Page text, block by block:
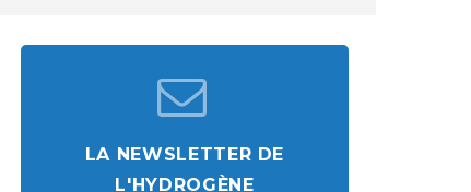
LA NEWSLETTER DE
L'HYDROGÈNE